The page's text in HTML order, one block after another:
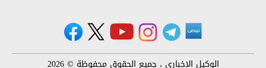
الوكيل الإخباري ، جميع الحقوق محفوظة © 2026